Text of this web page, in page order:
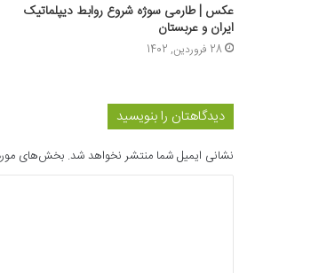
عکس | طارمی سوژه شروع روابط دیپلماتیک
ایران و عربستان
28 فروردین, 1402
دیدگاهتان را بنویسید
نشانی ایمیل شما منتشر نخواهد شد. بخش‌های